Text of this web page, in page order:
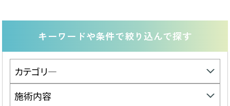
キーワードや条件で絞り込んで探す